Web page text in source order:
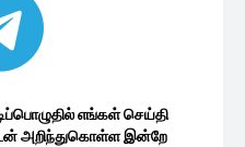
எங்கள் செய்தி
அறிந்துகொள்ள இன்றே